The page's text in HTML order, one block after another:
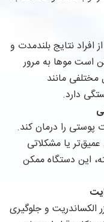
افراد نتایج بلندمدت و
است موها به مرور
مختلفی مانند
دارد.
پوستی را درمان کند.
یا مشکلاتی
این دستگاه ممکن
الکساندریت و جلوگیری